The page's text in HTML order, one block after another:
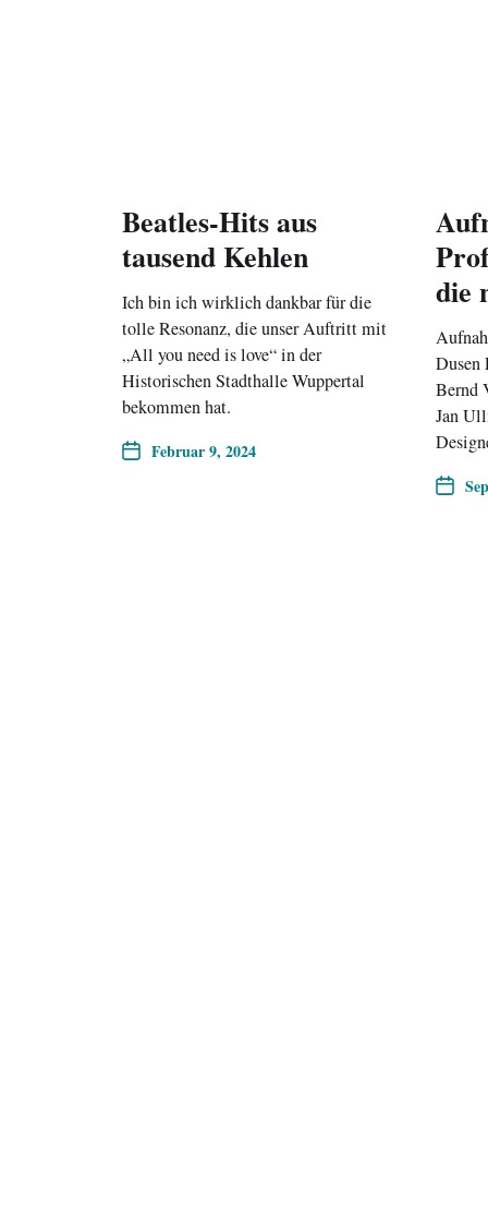
Beatles-Hits aus
tausend Kehlen
Ich bin ich wirklich dankbar für die
tolle Resonanz, die unser Auftritt mit
„All you need is love“ in der
Historischen Stadthalle Wuppertal
bekommen hat.
Februar 9, 2024
die
Dusen
Bernd
Jan